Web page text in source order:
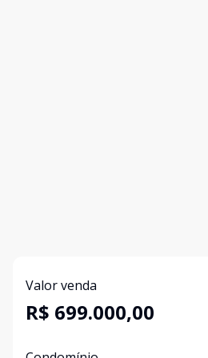
Valor venda
R$ 699.000,00